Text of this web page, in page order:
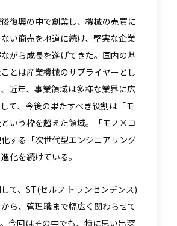
復興の中で創業し、機械の売買に
い商売を地道に続け、堅実な企業
がら成長を遂げてきた。国内の基
とは産業機械のサプライヤーとし
近年、事業領域は多様な業界に広
て、今後の果たすべき役割は「モ
いう枠を超えた領域。「モノ×コ
する「次世代型エンジニアリング
化を続けている。
て、ST(セルフ トランセンデンス)
ら、管理職まで幅広く関わらせて
今回はその中でも、特に思い出深